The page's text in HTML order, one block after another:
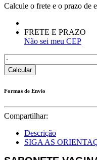
Calcule o frete e o prazo de
FRETE E PRAZO
Não sei meu CEP
Calcular
Formas de Envio
Compartilhar:
Descrição
SIGA AS